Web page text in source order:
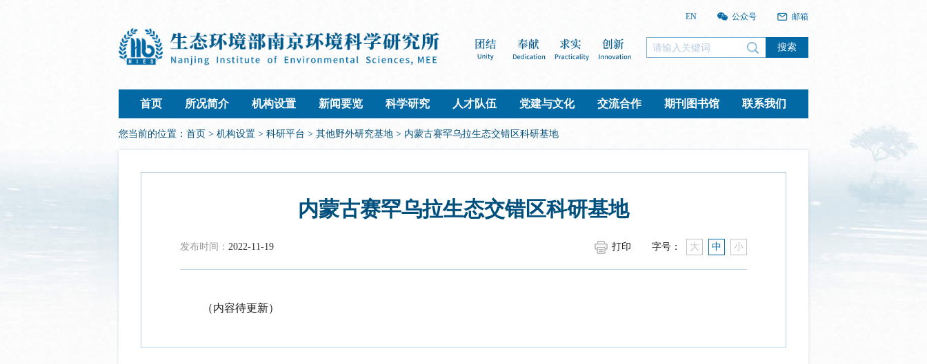
EN 公众号 邮箱
搜索
首页 所况简介 机构设置 新闻要览 科学研究 人才队伍 党建与文化 交流合作 期刊图书馆 联系我们
您当前的位置： 首页 > 机构设置 > 科研平台 > 其他野外研究基地 > 内蒙古赛罕乌拉生态交错区科研基地
内蒙古赛罕乌拉生态交错区科研基地
发布时间： 2022-11-19 字号： 大 中 小
打印
（内容待更新）